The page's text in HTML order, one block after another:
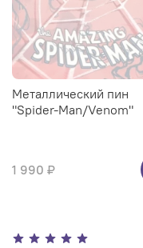
Металлический пин
"Spider-Man/Venom"
1 990 ₽